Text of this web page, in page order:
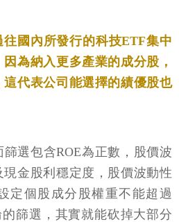
國內所發行的科技ETF集中
為納入更多產業的成分股，
代表公司能選擇的績優股也
選包含ROE為正數，股價波
金股利穩定度，股價波動性
定個股成分股權重不能超過
篩選，其實就能砍掉大部分